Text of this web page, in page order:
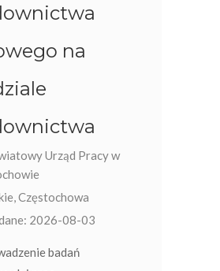
na
Urząd Pracy w
Częstochowa
2026-08-03
badań